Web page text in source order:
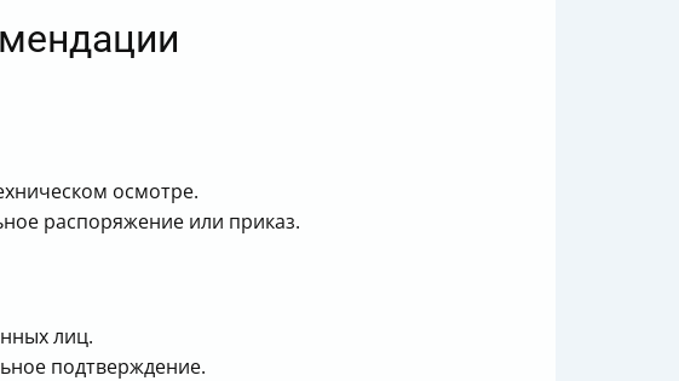
осмотре.
распоряжение или приказ.
лиц.
подтверждение.